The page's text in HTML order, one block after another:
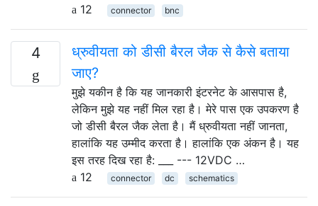
12
connector bnc
4
ध्रुवीयता को डीसी बैरल जैक से कैसे बताया
जाए?
मुझे यकीन है कि यह जानकारी इंटरनेट के आसपास है,
लेकिन मुझे यह नहीं मिल रहा है। मेरे पास एक उपकरण है
जो डीसी बैरल जैक लेता है। मैं ध्रुवीयता नहीं जानता,
हालांकि यह उम्मीद करता है। हालांकि एक अंकन है। यह
इस तरह दिख रहा है: ___ --- 12VDC …
12
connector dc schematics